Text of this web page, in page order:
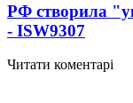
РФ створила
- ISW9307
Читати коментарі